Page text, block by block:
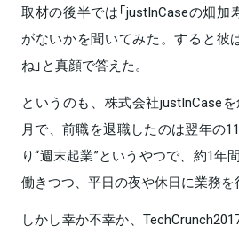
取材の後半では「justInCaseの畑加
がないかを聞いてみた。すると彼
ね」と真顔で答えた。
というのも、株式会社justInCase
月で、前職を退職したのは翌年の
り“週末起業”というやつで、約1年
働きつつ、平日の夜や休日に業務を
しかし幸か不幸か、